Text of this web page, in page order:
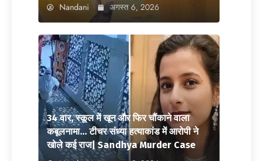
Nandani अगस्त 6, 2026
34 वार, स्कूल में खून और फिर चौंकाने वाला
कबूलनामा… टीचर संध्या हत्याकांड में आरोपी ने
खोले कई राज| Sandhya Murder Case